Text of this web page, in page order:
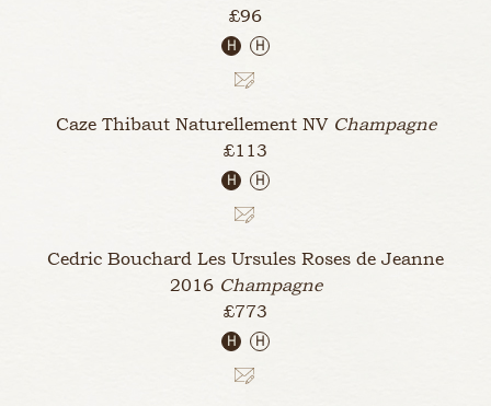
£96
H H
Caze Thibaut Naturellement NV Champagne
£113
H H
Cedric Bouchard Les Ursules Roses de Jeanne
2016 Champagne
£773
H H